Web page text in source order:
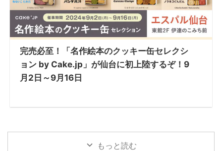
完売必至！「名作絵本のクッキー缶セレクシ
ョン by Cake.jp」が仙台に初上陸するぞ！9
月2日～9月16日
もっと読む